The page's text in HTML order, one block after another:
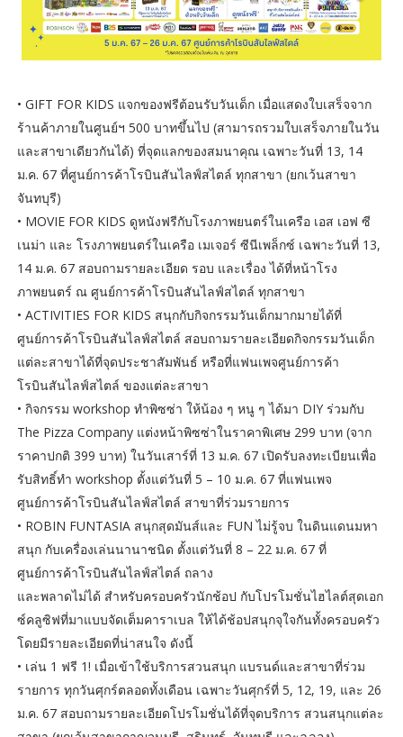
• GIFT FOR KIDS แจกของฟรีต้อนรับวันเด็ก เมื่อแสดงใบเสร็จจาก
ร้านค้าภายในศูนย์ฯ 500 บาทขึ้นไป (สามารถรวมใบเสร็จภายในวัน
และสาขาเดียวกันได้) ที่จุดแลกของสมนาคุณ เฉพาะวันที่ 13, 14
ม.ค. 67 ที่ศูนย์การค้าโรบินสันไลฟ์สไตล์ ทุกสาขา (ยกเว้นสาขา
จันทบุรี)
• MOVIE FOR KIDS ดูหนังฟรีกับโรงภาพยนตร์ในเครือ เอส เอฟ ซี
เนม่า และ โรงภาพยนตร์ในเครือ เมเจอร์ ซีนีเพล็กซ์ เฉพาะวันที่ 13,
14 ม.ค. 67 สอบถามรายละเอียด รอบ และเรื่อง ได้ที่หน้าโรง
ภาพยนตร์ ณ ศูนย์การค้าโรบินสันไลฟ์สไตล์ ทุกสาขา
• ACTIVITIES FOR KIDS สนุกกับกิจกรรมวันเด็กมากมายได้ที่
ศูนย์การค้าโรบินสันไลฟ์สไตล์ สอบถามรายละเอียดกิจกรรมวันเด็ก
แต่ละสาขาได้ที่จุดประชาสัมพันธ์ หรือที่แฟนเพจศูนย์การค้า
โรบินสันไลฟ์สไตล์ ของแต่ละสาขา
• กิจกรรม workshop ทำพิซซ่า ให้น้อง ๆ หนู ๆ ได้มา DIY ร่วมกับ
The Pizza Company แต่งหน้าพิซซ่าในราคาพิเศษ 299 บาท (จาก
ราคาปกติ 399 บาท) ในวันเสาร์ที่ 13 ม.ค. 67 เปิดรับลงทะเบียนเพื่อ
รับสิทธิ์ทำ workshop ตั้งแต่วันที่ 5 – 10 ม.ค. 67 ที่แฟนเพจ
ศูนย์การค้าโรบินสันไลฟ์สไตล์ สาขาที่ร่วมรายการ
• ROBIN FUNTASIA สนุกสุดมันส์และ FUN ไม่รู้จบ ในดินแดนมหา
สนุก กับเครื่องเล่นนานาชนิด ตั้งแต่วันที่ 8 – 22 ม.ค. 67 ที่
ศูนย์การค้าโรบินสันไลฟ์สไตล์ ถลาง
และพลาดไม่ได้ สำหรับครอบครัวนักช้อป กับโปรโมชั่นไฮไลต์สุดเอก
ซ์คลูซิฟที่มาแบบจัดเต็มคาราเบล ให้ได้ช้อปสนุกจุใจกันทั้งครอบครัว
โดยมีรายละเอียดที่น่าสนใจ ดังนี้
• เล่น 1 ฟรี 1! เมื่อเข้าใช้บริการสวนสนุก แบรนด์และสาขาที่ร่วม
รายการ ทุกวันศุกร์ตลอดทั้งเดือน เฉพาะวันศุกร์ที่ 5, 12, 19, และ 26
ม.ค. 67 สอบถามรายละเอียดโปรโมชั่นได้ที่จุดบริการ สวนสนุกแต่ละ